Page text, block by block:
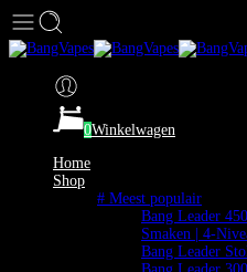
0Winkelwagen
Home
Shop
# Meest populair
Bang Leader
Smaken | 4-
Bang Leader